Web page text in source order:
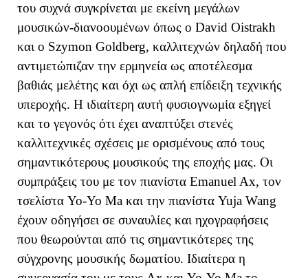
του συχνά συγκρίνεται με εκείνη μεγάλων
μουσικών-διανοουμένων όπως ο David Oistrakh
και ο Szymon Goldberg, καλλιτεχνών δηλαδή που
αντιμετώπιζαν την ερμηνεία ως αποτέλεσμα
βαθιάς μελέτης και όχι ως απλή επίδειξη τεχνικής
υπεροχής. Η ιδιαίτερη αυτή φυσιογνωμία εξηγεί
και το γεγονός ότι έχει αναπτύξει στενές
καλλιτεχνικές σχέσεις με ορισμένους από τους
σημαντικότερους μουσικούς της εποχής μας. Οι
συμπράξεις του με τον πιανίστα Emanuel Ax, τον
τσελίστα Yo-Yo Ma και την πιανίστα Yuja Wang
έχουν οδηγήσει σε συναυλίες και ηχογραφήσεις
που θεωρούνται από τις σημαντικότερες της
σύγχρονης μουσικής δωματίου. Ιδιαίτερα η